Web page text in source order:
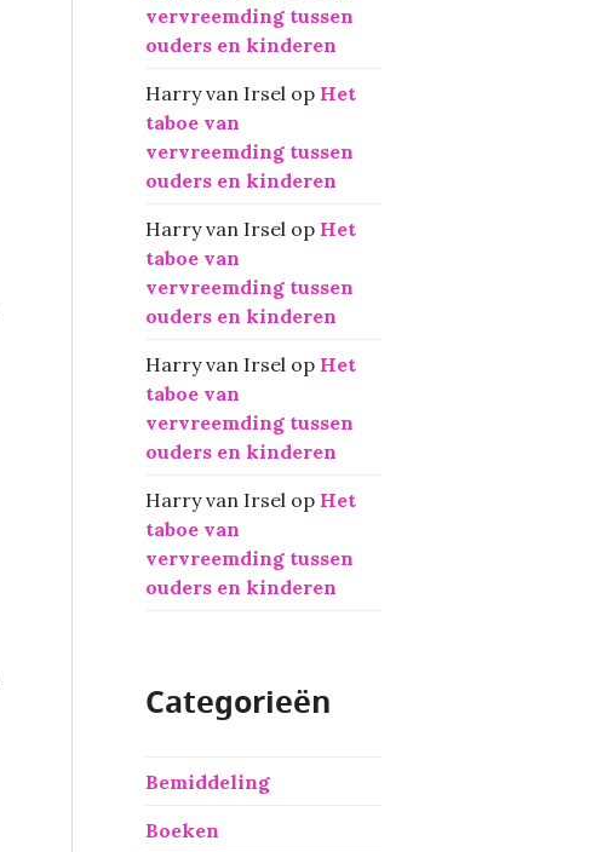
vervreemding tussen
ouders en kinderen
Harry van Irsel op Het
taboe van
vervreemding tussen
ouders en kinderen
Harry van Irsel op Het
taboe van
vervreemding tussen
ouders en kinderen
Harry van Irsel op Het
taboe van
vervreemding tussen
ouders en kinderen
Harry van Irsel op Het
taboe van
vervreemding tussen
ouders en kinderen
Categorieën
Bemiddeling
Boeken